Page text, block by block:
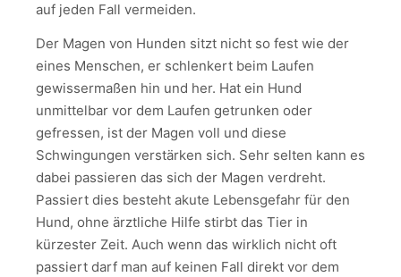
auf jeden Fall vermeiden.
Der Magen von Hunden sitzt nicht so fest wie der
eines Menschen, er schlenkert beim Laufen
gewissermaßen hin und her. Hat ein Hund
unmittelbar vor dem Laufen getrunken oder
gefressen, ist der Magen voll und diese
Schwingungen verstärken sich. Sehr selten kann es
dabei passieren das sich der Magen verdreht.
Passiert dies besteht akute Lebensgefahr für den
Hund, ohne ärztliche Hilfe stirbt das Tier in
kürzester Zeit. Auch wenn das wirklich nicht oft
passiert darf man auf keinen Fall direkt vor dem